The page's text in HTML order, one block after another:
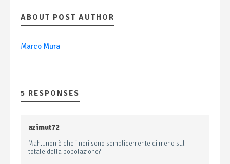
ABOUT POST AUTHOR
Marco Mura
5 RESPONSES
azimut72
Mah…non è che i neri sono semplicemente di meno sul
totale della popolazione?